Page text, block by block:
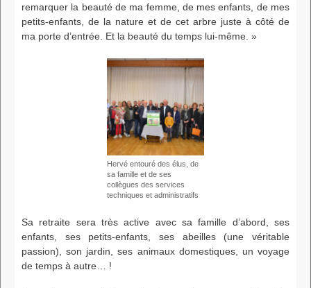
remarquer la beauté de ma femme, de mes enfants, de mes
petits-enfants, de la nature et de cet arbre juste à côté de
ma porte d’entrée. Et la beauté du temps lui-même. »
Hervé entouré des élus, de
sa famille et de ses
collègues des services
techniques et administratifs
Sa retraite sera très active avec sa famille d’abord, ses
enfants, ses petits-enfants, ses abeilles (une véritable
passion), son jardin, ses animaux domestiques, un voyage
de temps à autre… !